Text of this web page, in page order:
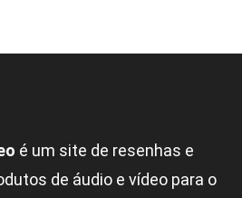
é um site de resenhas e
de áudio e vídeo para o